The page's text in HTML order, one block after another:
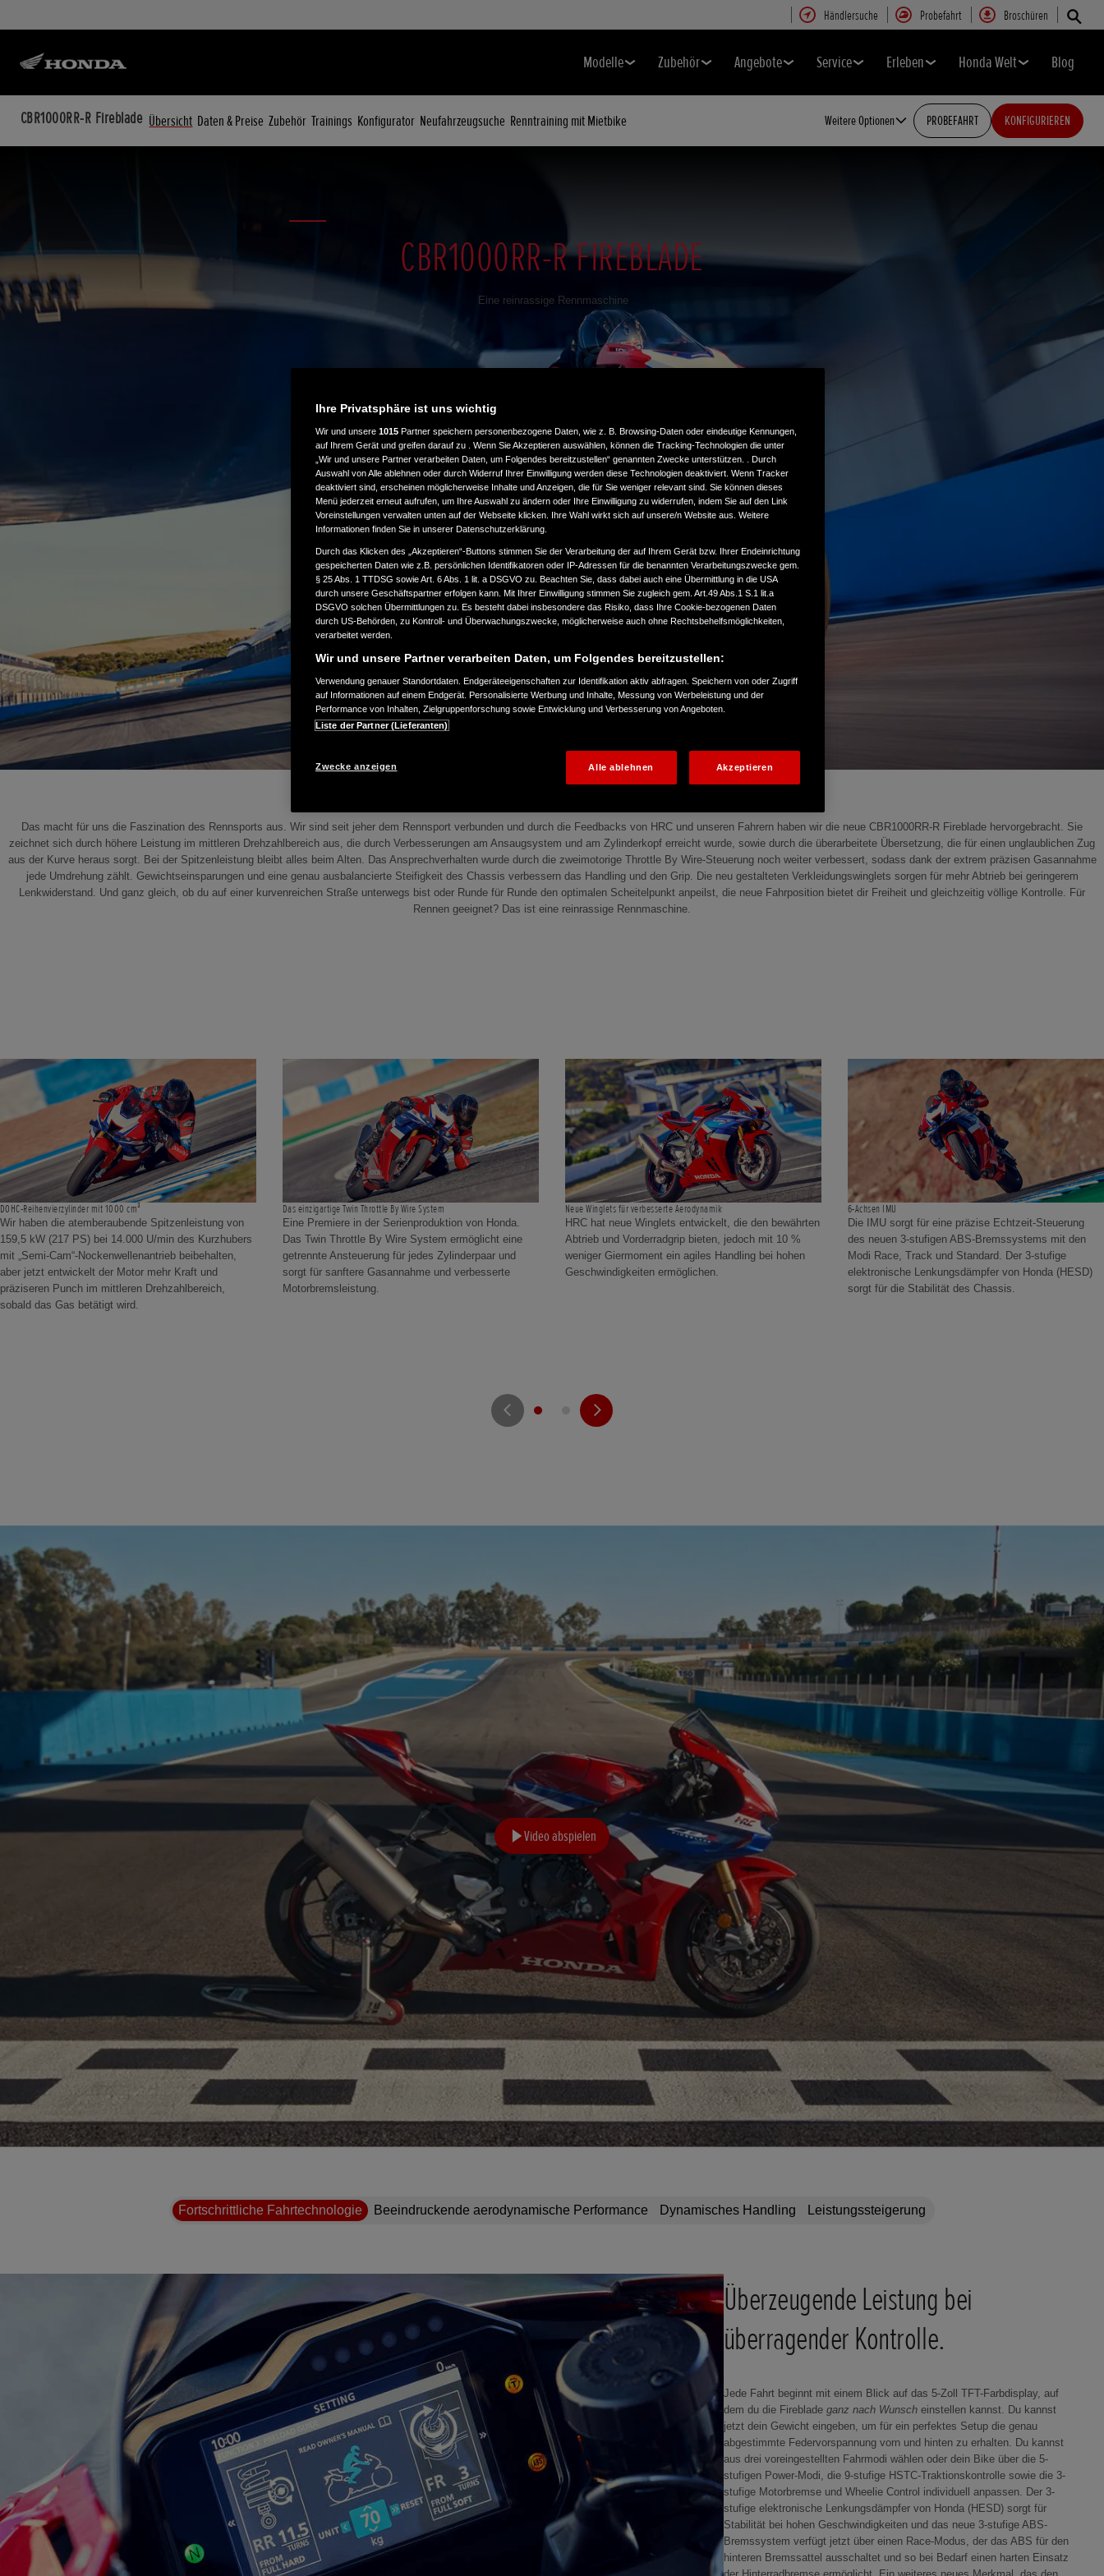
Händlersuche Probefahrt Broschüren
Modelle Zubehör Angebote Service Erleben Honda Welt Blog
CBR1000RR-R Fireblade Übersicht Daten & Preise Zubehör Trainings Konfigurator Neufahrzeugsuche Renntraining mit Mietbike Weitere Optionen PROBEFAHRT KONFIGURIEREN
CBR1000RR-R FIREBLADE
Eine reinrassige Rennmaschine
Das macht für uns die Faszination des Rennsports aus. Wir sind seit jeher dem Rennsport verbunden und durch die Feedbacks von HRC und unseren Fahrern haben wir die neue CBR1000RR-R Fireblade hervorgebracht. Sie
zeichnet sich durch höhere Leistung im mittleren Drehzahlbereich aus, die durch Verbesserungen am Ansaugsystem und am Zylinderkopf erreicht wurde, sowie durch die überarbeitete Übersetzung, die für einen unglaublichen Zug
aus der Kurve heraus sorgt. Bei der Spitzenleistung bleibt alles beim Alten. Das Ansprechverhalten wurde durch die zweimotorige Throttle By Wire-Steuerung noch weiter verbessert, sodass dank der extrem präzisen Gasannahme
jede Umdrehung zählt. Gewichtseinsparungen und eine genau ausbalancierte Steifigkeit des Chassis verbessern das Handling und den Grip. Die neu gestalteten Verkleidungswinglets sorgen für mehr Abtrieb bei geringerem
Lenkwiderstand. Und ganz gleich, ob du auf einer kurvenreichen Straße unterwegs bist oder Runde für Runde den optimalen Scheitelpunkt anpeilst, die neue Fahrposition bietet dir Freiheit und gleichzeitig völlige Kontrolle. Für
Rennen geeignet? Das ist eine reinrassige Rennmaschine.
DOHC-Reihenvierzylinder mit 1000 cm³
Wir haben die atemberaubende Spitzenleistung von
159,5 kW (217 PS) bei 14.000 U/min des Kurzhubers
mit „Semi-Cam“-Nockenwellenantrieb beibehalten,
aber jetzt entwickelt der Motor mehr Kraft und
präziseren Punch im mittleren Drehzahlbereich,
sobald das Gas betätigt wird.
Das einzigartige Twin Throttle By Wire System
Eine Premiere in der Serienproduktion von Honda.
Das Twin Throttle By Wire System ermöglicht eine
getrennte Ansteuerung für jedes Zylinderpaar und
sorgt für sanftere Gasannahme und verbesserte
Motorbremsleistung.
Neue Winglets für verbesserte Aerodynamik
HRC hat neue Winglets entwickelt, die den bewährten
Abtrieb und Vorderradgrip bieten, jedoch mit 10 %
weniger Giermoment ein agiles Handling bei hohen
Geschwindigkeiten ermöglichen.
6-Achsen IMU
Die IMU sorgt für eine präzise Echtzeit-Steuerung
des neuen 3-stufigen ABS-Bremssystems mit den
Modi Race, Track und Standard. Der 3-stufige
elektronische Lenkungsdämpfer von Honda (HESD)
sorgt für die Stabilität des Chassis.
Video abspielen
Fortschrittliche Fahrtechnologie Beeindruckende aerodynamische Performance Dynamisches Handling Leistungssteigerung
Überzeugende Leistung bei
überragender Kontrolle.
Jede Fahrt beginnt mit einem Blick auf das 5-Zoll TFT-Farbdisplay, auf
dem du die Fireblade ganz nach Wunscheinstellen kannst. Du kannst
jetzt dein Gewicht eingeben, um für ein perfektes Setup die genau
abgestimmte Federvorspannung vorn und hinten zu erhalten. Du kannst
aus drei voreingestellten Fahrmodi wählen oder dein Bike über die 5-
stufigen Power-Modi, die 9-stufige HSTC-Traktionskontrolle sowie die 3-
stufige Motorbremse und Wheelie Control individuell anpassen. Der 3-
stufige elektronische Lenkungsdämpfer von Honda (HESD) sorgt für
Stabilität bei hohen Geschwindigkeiten und das neue 3-stufige ABS-
Bremssystem verfügt jetzt über einen Race-Modus, der das ABS für den
hinteren Bremssattel ausschaltet und so bei Bedarf einen harten Einsatz
Ihre Privatsphäre ist uns wichtig
Wir und unsere 1015 Partner speichern personenbezogene Daten, wie z. B. Browsing-Daten oder eindeutige Kennungen,
auf Ihrem Gerät und greifen darauf zu . Wenn Sie Akzeptieren auswählen, können die Tracking-Technologien die unter
„Wir und unsere Partner verarbeiten Daten, um Folgendes bereitzustellen“ genannten Zwecke unterstützen. . Durch
Auswahl von Alle ablehnen oder durch Widerruf Ihrer Einwilligung werden diese Technologien deaktiviert. Wenn Tracker
deaktiviert sind, erscheinen möglicherweise Inhalte und Anzeigen, die für Sie weniger relevant sind. Sie können dieses
Menü jederzeit erneut aufrufen, um Ihre Auswahl zu ändern oder Ihre Einwilligung zu widerrufen, indem Sie auf den Link
Voreinstellungen verwalten unten auf der Webseite klicken. Ihre Wahl wirkt sich auf unsere/n Website aus. Weitere
Informationen finden Sie in unserer Datenschutzerklärung.
Durch das Klicken des „Akzeptieren“-Buttons stimmen Sie der Verarbeitung der auf Ihrem Gerät bzw. Ihrer Endeinrichtung
gespeicherten Daten wie z.B. persönlichen Identifikatoren oder IP-Adressen für die benannten Verarbeitungszwecke gem.
§ 25 Abs. 1 TTDSG sowie Art. 6 Abs. 1 lit. a DSGVO zu. Beachten Sie, dass dabei auch eine Übermittlung in die USA
durch unsere Geschäftspartner erfolgen kann. Mit Ihrer Einwilligung stimmen Sie zugleich gem. Art.49 Abs.1 S.1 lit.a
DSGVO solchen Übermittlungen zu. Es besteht dabei insbesondere das Risiko, dass Ihre Cookie-bezogenen Daten
durch US-Behörden, zu Kontroll- und Überwachungszwecke, möglicherweise auch ohne Rechtsbehelfsmöglichkeiten,
verarbeitet werden.
Wir und unsere Partner verarbeiten Daten, um Folgendes bereitzustellen:
Verwendung genauer Standortdaten. Endgeräteeigenschaften zur Identifikation aktiv abfragen. Speichern von oder Zugriff
auf Informationen auf einem Endgerät. Personalisierte Werbung und Inhalte, Messung von Werbeleistung und der
Performance von Inhalten, Zielgruppenforschung sowie Entwicklung und Verbesserung von Angeboten.
Liste der Partner (Lieferanten)
Zwecke anzeigen Alle ablehnen Akzeptieren